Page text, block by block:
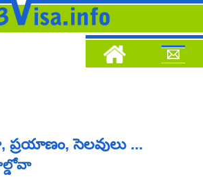
సెలవులు ...